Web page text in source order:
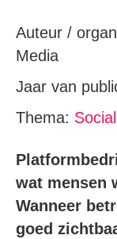
Auteur /
Media
Jaar van
Thema:
wat mensen
Wanneer
goed